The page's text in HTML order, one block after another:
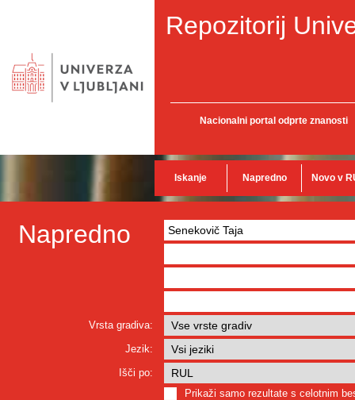
Repozitorij
Nacionalni portal odprte znanosti
Iskanje Napredno Novo v
Napredno
Vrsta gradiva:
Jezik:
Išči po:
Prikaži samo rezultate s celotnim